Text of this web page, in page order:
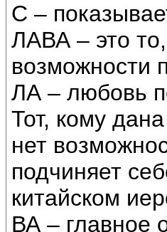
С –
ЛАВА – это
возможности
ЛА – любовь
Тот, кому
нет
подчиняет
китайском
ВА – главное